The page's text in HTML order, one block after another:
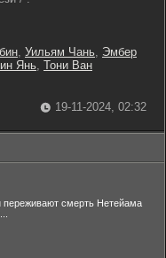
, Уильям Чань, Эмбер
Янь, Тони Ван
19-11-2024, 02:32
переживают смерть Нетейама